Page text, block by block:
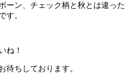
ーン、チェック柄と秋とは違った
す。
ね！
待ちしております。